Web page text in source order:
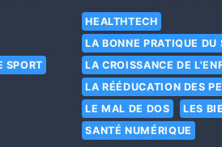
SPORT
HEALTHTECH
LA BONNE PRATIQUE DU
LA CROISSANCE DE
LA RÉÉDUCATION DES
LE MAL DE DOS
LES
SANTÉ NUMÉRIQUE